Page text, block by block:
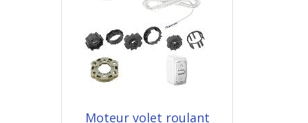
Moteur volet roulant